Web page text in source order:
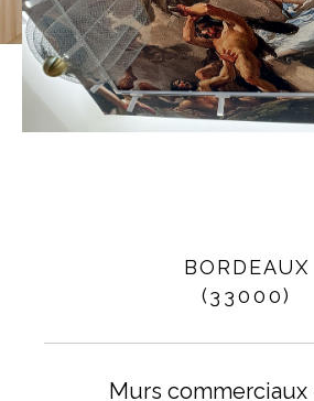
BORDEAUX
(33000)
Murs commerciaux